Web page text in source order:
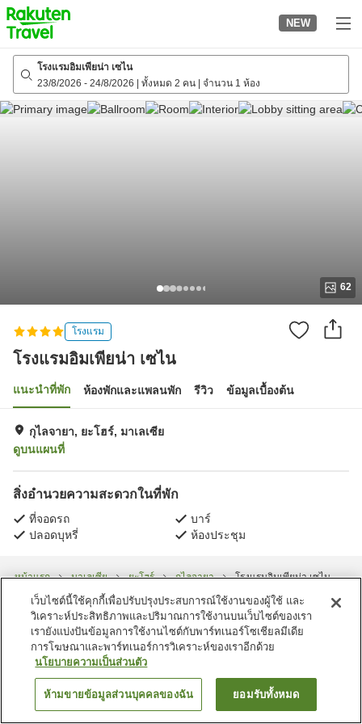
to
top
page
NEW
โรงแรมอิมเพียน่า เซไน
23/8/2026 - 24/8/2026 ทั้งหมด 2 คน จำนวน 1 ห้อง
62
โรงแรม
โรงแรมอิมเพียน่า เซไน
แนะนำที่พัก ห้องพักและแพลนพัก รีวิว ข้อมูลเบื้องต้น
กุไลจายา, ยะโฮร์, มาเลเซีย
ดูบนแผนที่
สิ่งอำนวยความสะดวกในที่พัก
ที่จอดรถ
บาร์
ปลอดบุหรี่
ห้องประชุม
หน้าแรก มาเลเซีย ยะโฮร์ กุไลจายา โรงแรมอิมเพียน่า เซไน
ค้นหาห้องพัก
เว็บไซต์นี้ใช้คุกกี้เพื่อปรับปรุงประสบการณ์ใช้งานของผู้ใช้ และ
วิเคราะห์ประสิทธิภาพและปริมาณการใช้งานบนเว็บไซต์ของเรา
เรายังแบ่งปันข้อมูลการใช้งานไซต์กับพาร์ทเนอร์โซเชียลมีเดีย
การโฆษณาและพาร์ทเนอร์การวิเคราะห์ของเราอีกด้วย
นโยบายความเป็นส่วนตัว
ห้ามขายข้อมูลส่วนบุคคลของฉัน ยอมรับทั้งหมด